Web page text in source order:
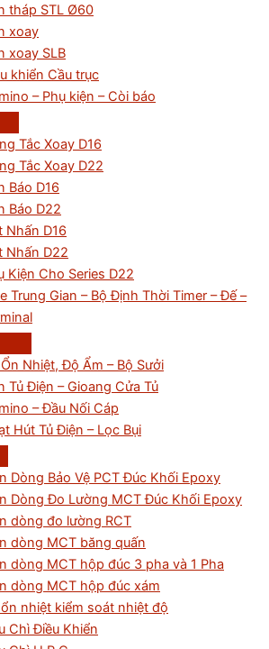
tháp STL Ø60
xoay
xoay SLB
khiển Cầu trục
– Phụ kiện – Còi báo
Tắc Xoay D16
Tắc Xoay D22
Báo D16
Báo D22
Nhấn D16
Nhấn D22
Kiện Cho Series D22
Trung Gian – Bộ Định Thời Timer – Đế –
Nhiệt, Độ Ẩm – Bộ Sưởi
Tủ Điện – Gioang Cửa Tủ
– Đầu Nối Cáp
Hút Tủ Điện – Lọc Bụi
Dòng Bảo Vệ PCT Đúc Khối Epoxy
Dòng Đo Lường MCT Đúc Khối Epoxy
dòng đo lường RCT
dòng MCT băng quấn
dòng MCT hộp đúc 3 pha và 1 Pha
dòng MCT hộp đúc xám
nhiệt kiểm soát nhiệt độ
Chì Điều Khiển